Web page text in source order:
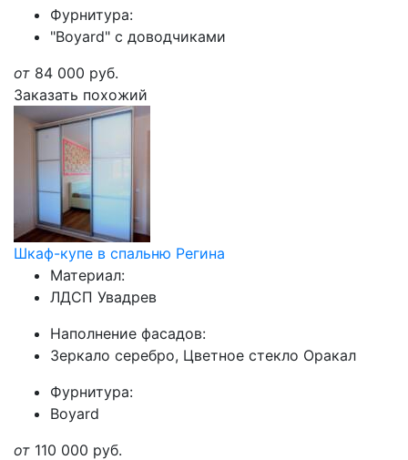
Фурнитура:
"Boyard" с доводчиками
от 84 000 руб.
Заказать похожий
Шкаф-купе в спальню Регина
Материал:
ЛДСП Увадрев
Наполнение фасадов:
Зеркало серебро, Цветное стекло Оракал
Фурнитура:
Boyard
от 110 000 руб.